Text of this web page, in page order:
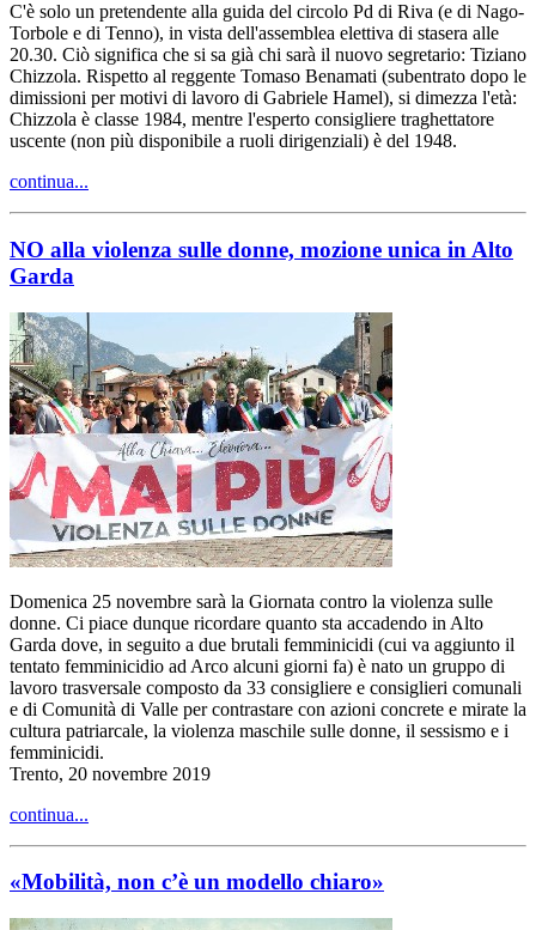
C'è solo un pretendente alla guida del circolo Pd di Riva (e di Nago-
Torbole e di Tenno), in vista dell'assemblea elettiva di stasera alle
20.30. Ciò significa che si sa già chi sarà il nuovo segretario: Tiziano
Chizzola. Rispetto al reggente Tomaso Benamati (subentrato dopo le
dimissioni per motivi di lavoro di Gabriele Hamel), si dimezza l'età:
Chizzola è classe 1984, mentre l'esperto consigliere traghettatore
uscente (non più disponibile a ruoli dirigenziali) è del 1948.
continua...
NO alla violenza sulle donne, mozione unica in Alto
Garda
Domenica 25 novembre sarà la Giornata contro la violenza sulle
donne. Ci piace dunque ricordare quanto sta accadendo in Alto
Garda dove, in seguito a due brutali femminicidi (cui va aggiunto il
tentato femminicidio ad Arco alcuni giorni fa) è nato un gruppo di
lavoro trasversale composto da 33 consigliere e consiglieri comunali
e di Comunità di Valle per contrastare con azioni concrete e mirate la
cultura patriarcale, la violenza maschile sulle donne, il sessismo e i
femminicidi.
Trento, 20 novembre 2019
continua...
«Mobilità, non c’è un modello chiaro»